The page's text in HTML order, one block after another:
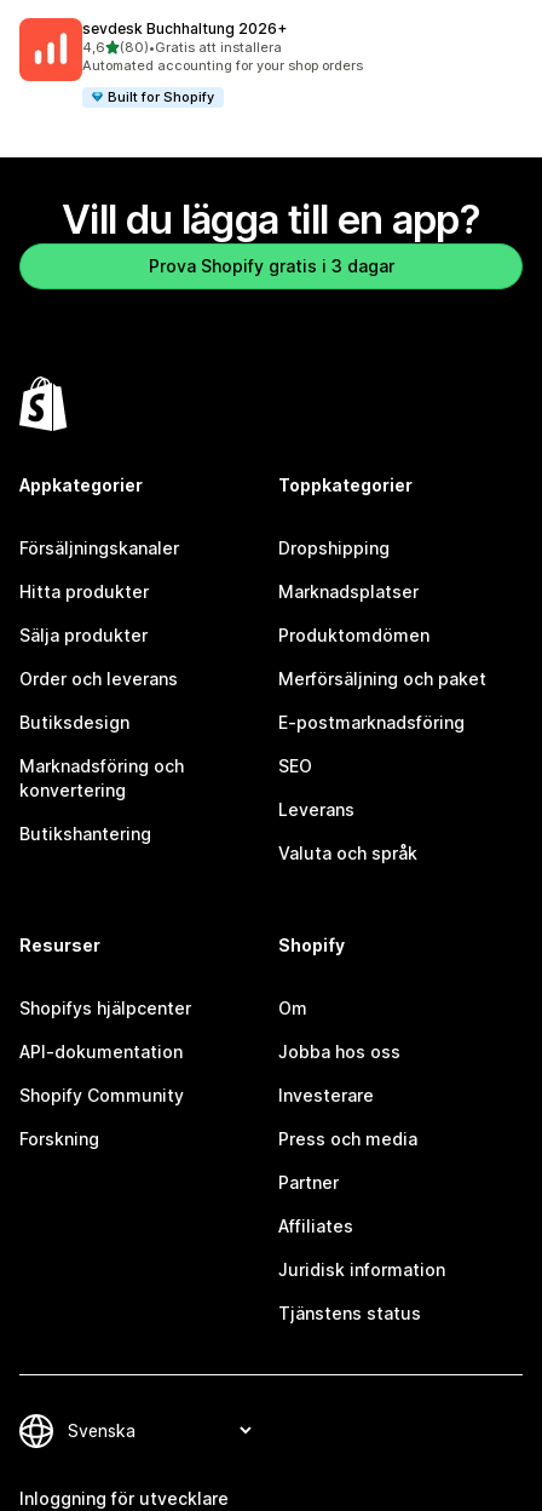
sevdesk Buchhaltung 2026+
4,6av 5 stjärnor
(80)
80 recensioner totalt
•Gratis att installera
Automated accounting for your shop orders
Built for Shopify
Vill du lägga till en app?
Prova Shopify gratis i 3 dagar
Appkategorier
Försäljningskanaler
Hitta produkter
Sälja produkter
Order och leverans
Butiksdesign
Marknadsföring och
konvertering
Butikshantering
Toppkategorier
Dropshipping
Marknadsplatser
Produktomdömen
Merförsäljning och paket
E-postmarknadsföring
SEO
Leverans
Valuta och språk
Resurser
Shopifys hjälpcenter
API-dokumentation
Shopify Community
Forskning
Shopify
Om
Jobba hos oss
Investerare
Press och media
Partner
Affiliates
Juridisk information
Tjänstens status
Inloggning för utvecklare